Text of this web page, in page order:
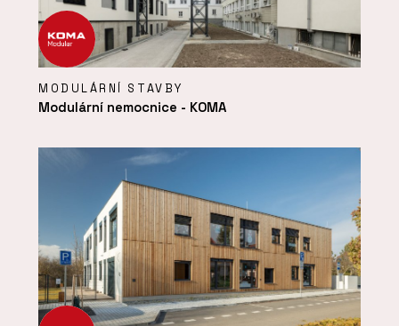
MODULÁRNÍ STAVBY
Modulární nemocnice - KOMA